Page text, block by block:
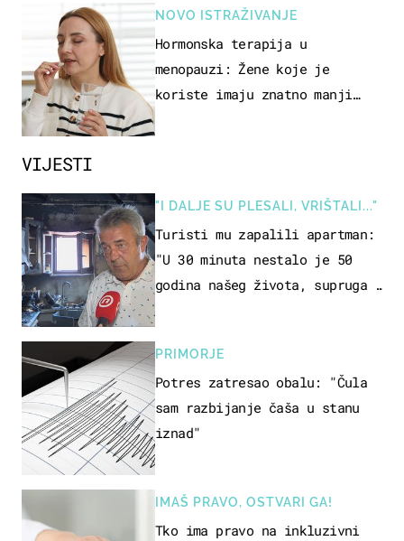
VIJESTI
"I DALJE SU PLESALI, VRIŠTALI..."
Turisti mu zapalili apartman:
"U 30 minuta nestalo je 50
godina našeg života, supruga i
PRIMORJE
Potres zatresao obalu: "Čula
sam razbijanje čaša u stanu
iznad"
IMAŠ PRAVO, OSTVARI GA!
Tko ima pravo na inkluzivni
NOVO ISTRAŽIVANJE
Hormonska terapija u
menopauzi: Žene koje je
koriste imaju znatno manji